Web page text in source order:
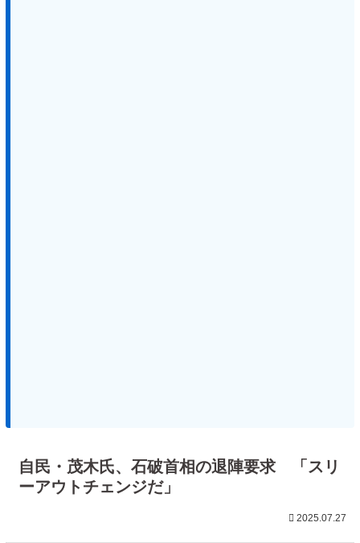
自民・茂木氏、石破首相の退陣要求 「スリ
ーアウトチェンジだ」
2025.07.27